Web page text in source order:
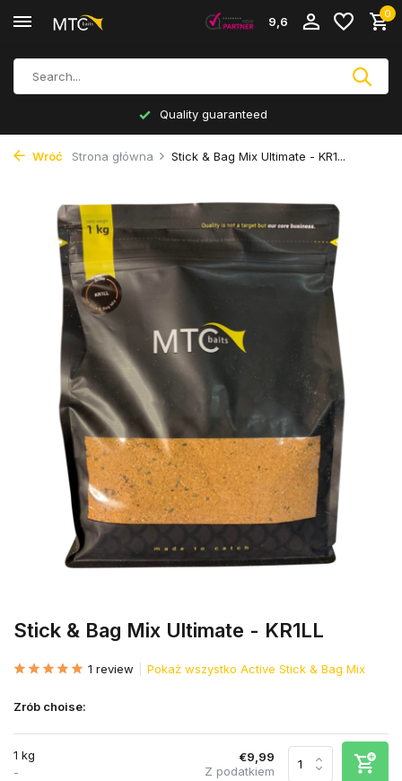
9,6
0
Quality guaranteed
Wróć Strona główna Stick & Bag Mix Ultimate - KR1...
Stick & Bag Mix Ultimate - KR1LL
1 review Pokaż wszystko Active Stick & Bag Mix
Zrób choise:
1 kg
-
€9,99
Z podatkiem